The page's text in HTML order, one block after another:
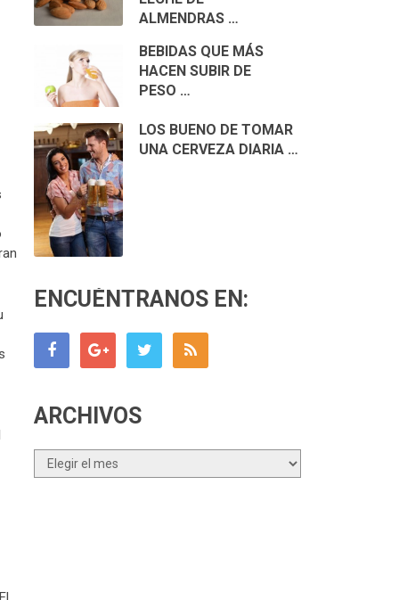
ALMENDRAS …
BEBIDAS QUE MÁS
HACEN SUBIR DE
PESO …
LOS BUENO DE TOMAR
UNA CERVEZA DIARIA …
ENCUÉNTRANOS EN:
ARCHIVOS
Archivos